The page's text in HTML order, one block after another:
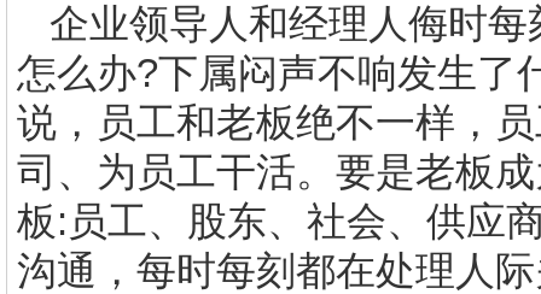
企业领导人和经理人侮时每
怎么办?下属闷声不响发生了
说，员工和老板绝不一样，
司、为员工干活。要是老板
板: 员工、股东、社会、供应
沟通，每时每刻都在处理人